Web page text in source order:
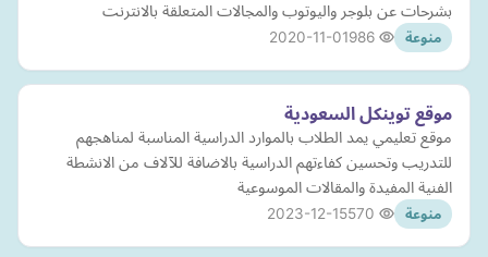
بشرحات عن بلوجر واليوتوب والمجالات المتعلقة بالانترنت
منوعة 2020-11-01
موقع توينكل السعودية
موقع تعليمي يمد الطلاب بالموارد الدراسية المناسبة لمناهجهم
للتدريب وتحسين كفاءتهم الدراسية بالاضافة للآلاف من الانشطة
الفنية المفيدة والمقالات الموسوعية
منوعة 2023-12-15